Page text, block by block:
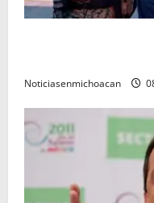
Noticiasenmichoacan